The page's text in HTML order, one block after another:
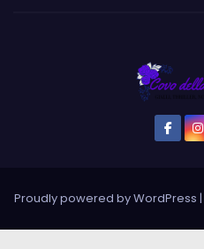
Proudly powered by WordPress |